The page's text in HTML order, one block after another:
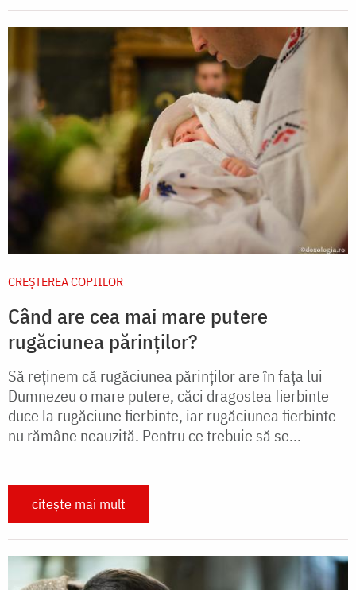
CREŞTEREA COPIILOR
Când are cea mai mare putere
rugăciunea părinților?
Să reţinem că rugăciunea părinţilor are în faţa lui
Dumnezeu o mare putere, căci dragostea fierbinte
duce la rugăciune fierbinte, iar rugăciunea fierbinte
nu rămâne neauzită. Pentru ce trebuie să se...
citește mai mult